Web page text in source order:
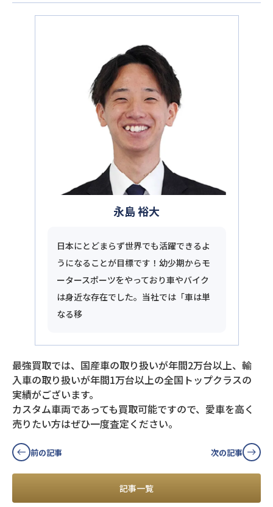
永島 裕大
日本にとどまらず世界でも活躍できるよ
うになることが目標です！幼少期からモ
ータースポーツをやっており車やバイク
は身近な存在でした。当社では「車は単
なる移
最強買取では、国産車の取り扱いが年間2万台以上、輸
入車の取り扱いが年間1万台以上の全国トップクラスの
実績がございます。
カスタム車両であっても買取可能ですので、愛車を高く
売りたい方はぜひ一度査定ください。
前の記事
記事一覧
次の記事